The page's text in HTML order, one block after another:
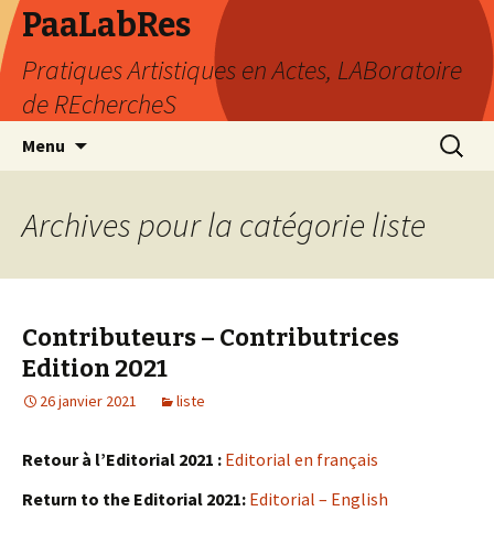
PaaLabRes
Pratiques Artistiques en Actes, LABoratoire
de REchercheS
Menu
principal
Archives pour la catégorie liste
Contributeurs – Contributrices
Edition 2021
26 janvier 2021 liste
Retour à l’Editorial 2021 : Editorial en français
Return to the Editorial 2021: Editorial – English